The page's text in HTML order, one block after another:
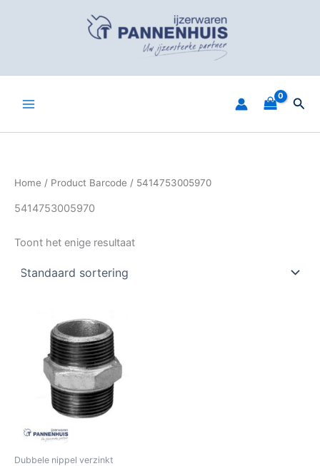
Home / Product Barcode / 5414753005970
5414753005970
Toont het enige resultaat
Dubbele nippel verzinkt